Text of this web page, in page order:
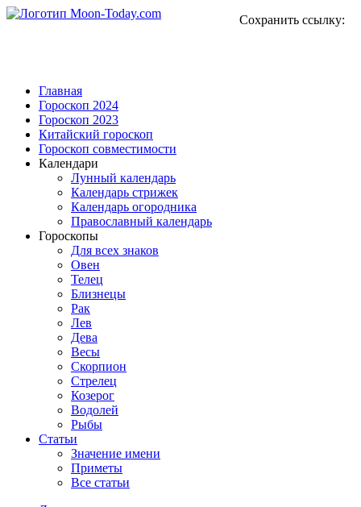
Сохранить ссылку:
Главная
Гороскоп 2024
Гороскоп 2023
Китайский гороскоп
Гороскоп совместимости
Календари
Лунный календарь
Календарь стрижек
Календарь огородника
Православный календарь
Гороскопы
Для всех знаков
Овен
Телец
Близнецы
Рак
Лев
Дева
Весы
Скорпион
Стрелец
Козерог
Водолей
Рыбы
Статьи
Значение имени
Приметы
Все статьи